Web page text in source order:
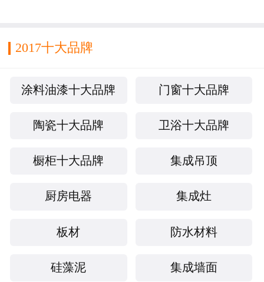
2017十大品牌
涂料油漆十大品牌 门窗十大品牌
陶瓷十大品牌 卫浴十大品牌
橱柜十大品牌 集成吊顶
厨房电器 集成灶
板材 防水材料
硅藻泥 集成墙面